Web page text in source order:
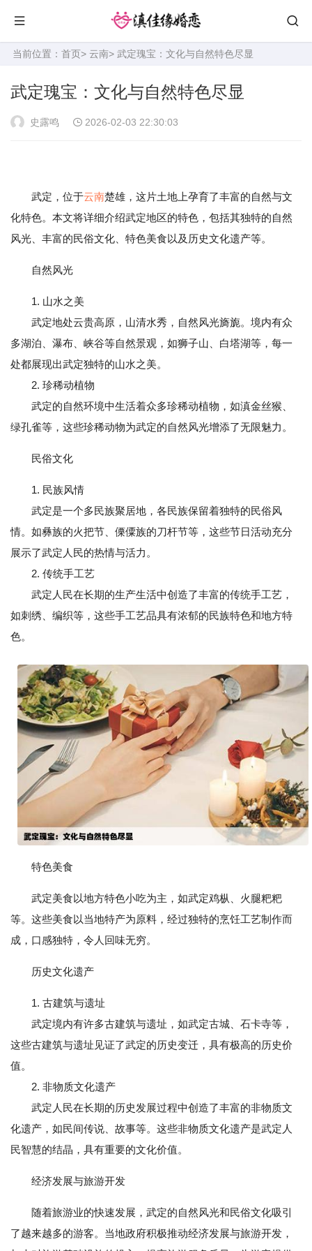
当前位置： 首页> 云南> 武定瑰宝：文化与自然特色尽显
武定瑰宝：文化与自然特色尽显
史露鸣 2026-02-03 22:30:03
武定，位于云南楚雄，这片土地上孕育了丰富的自然与文
化特色。本文将详细介绍武定地区的特色，包括其独特的自然
风光、丰富的民俗文化、特色美食以及历史文化遗产等。
自然风光
1. 山水之美
武定地处云贵高原，山清水秀，自然风光旖旎。境内有众
多湖泊、瀑布、峡谷等自然景观，如狮子山、白塔湖等，每一
处都展现出武定独特的山水之美。
2. 珍稀动植物
武定的自然环境中生活着众多珍稀动植物，如滇金丝猴、
绿孔雀等，这些珍稀动物为武定的自然风光增添了无限魅力。
民俗文化
1. 民族风情
武定是一个多民族聚居地，各民族保留着独特的民俗风
情。如彝族的火把节、傈僳族的刀杆节等，这些节日活动充分
展示了武定人民的热情与活力。
2. 传统手工艺
武定人民在长期的生产生活中创造了丰富的传统手工艺，
如刺绣、编织等，这些手工艺品具有浓郁的民族特色和地方特
色。
特色美食
武定美食以地方特色小吃为主，如武定鸡枞、火腿粑粑
等。这些美食以当地特产为原料，经过独特的烹饪工艺制作而
成，口感独特，令人回味无穷。
历史文化遗产
1. 古建筑与遗址
武定境内有许多古建筑与遗址，如武定古城、石卡寺等，
这些古建筑与遗址见证了武定的历史变迁，具有极高的历史价
值。
2. 非物质文化遗产
武定人民在长期的历史发展过程中创造了丰富的非物质文
化遗产，如民间传说、故事等。这些非物质文化遗产是武定人
民智慧的结晶，具有重要的文化价值。
经济发展与旅游开发
随着旅游业的快速发展，武定的自然风光和民俗文化吸引
了越来越多的游客。当地政府积极推动经济发展与旅游开发，